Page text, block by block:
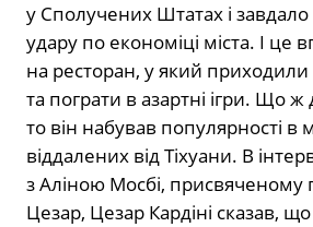
у Сполучених Штатах і
удару по економіці міста. І це
на ресторан, у який
та пограти в азартні ігри. Що ж
то він набував популярності в
віддалених від Тіхуани. В
з Аліною Мосбі, присвяченому
Цезар, Цезар Кардіні сказав,